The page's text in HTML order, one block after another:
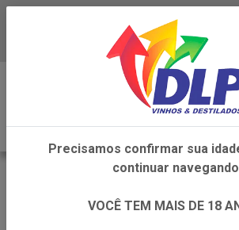
Baixe já o APP
Precisamos confirmar sua
continuar
VOCÊ TEM MAIS DE 18